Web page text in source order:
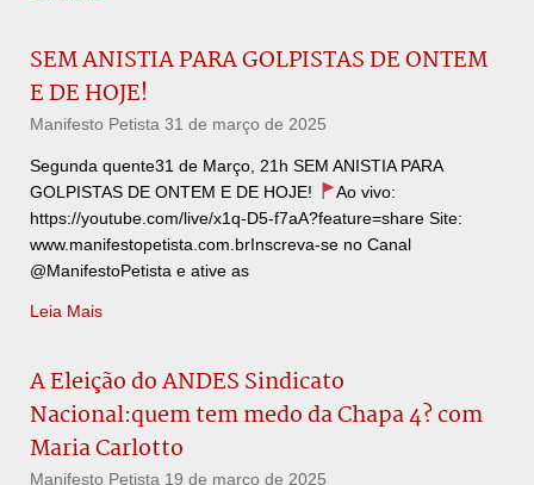
SEM ANISTIA PARA GOLPISTAS DE ONTEM
E DE HOJE!
Manifesto Petista 31 de março de 2025
Segunda quente31 de Março, 21h SEM ANISTIA PARA
GOLPISTAS DE ONTEM E DE HOJE!
Ao vivo:
https://youtube.com/live/x1q-D5-f7aA?feature=share Site:
www.manifestopetista.com.brInscreva-se no Canal
@ManifestoPetista e ative as
Leia Mais
A Eleição do ANDES Sindicato
Nacional:quem tem medo da Chapa 4? com
Maria Carlotto
Manifesto Petista 19 de março de 2025